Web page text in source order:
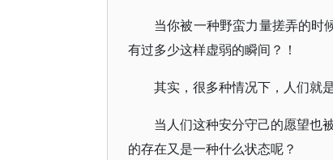
当你被一种野蛮力量搓弄的时
有过多少这样虚弱的瞬间？！
其实，很多种情况下，人们就
当人们这种安分守己的愿望也
的存在又是一种什么状态呢？